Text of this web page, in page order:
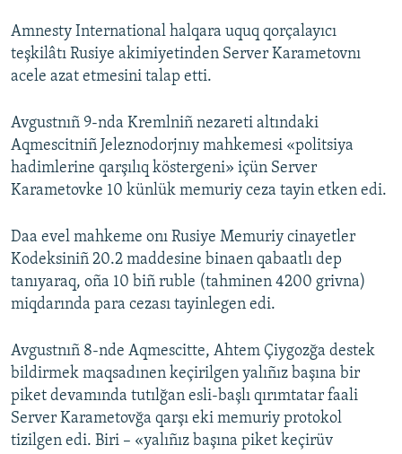
Amnesty International halqara uquq qorçalayıcı
teşkilâtı Rusiye akimiyetinden Server Karametovnı
acele azat etmesini talap etti.
Avgustnıñ 9-nda Kremlniñ nezareti altındaki
Aqmescitniñ Jeleznodorjnıy mahkemesi «politsiya
hadimlerine qarşılıq köstergeni» içün Server
Karametovke 10 künlük memuriy ceza tayin etken edi.
Daa evel mahkeme onı Rusiye Memuriy cinayetler
Kodeksiniñ 20.2 maddesine binaen qabaatlı dep
tanıyaraq, oña 10 biñ ruble (tahminen 4200 grivna)
miqdarında para cezası tayinlegen edi.
Avgustnıñ 8-nde Aqmescitte, Ahtem Çiygozğa destek
bildirmek maqsadınen keçirilgen yalıñız başına bir
piket devamında tutılğan esli-başlı qırımtatar faali
Server Karametovğa qarşı eki memuriy protokol
tizilgen edi. Biri – «yalıñız başına piket keçirüv